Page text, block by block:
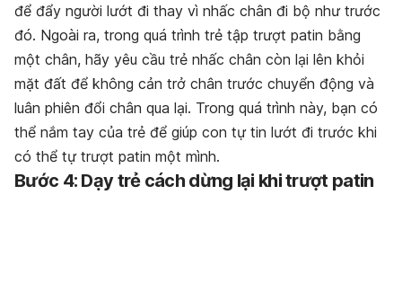
để đẩy người lướt đi thay vì nhấc chân đi bộ như trước
đó. Ngoài ra, trong quá trình trẻ tập trượt patin bằng
một chân, hãy yêu cầu trẻ nhấc chân còn lại lên khỏi
mặt đất để không cản trở chân trước chuyển động và
luân phiên đổi chân qua lại. Trong quá trình này, bạn có
thể nắm tay của trẻ để giúp con tự tin lướt đi trước khi
có thể tự trượt patin một mình.
Bước 4: Dạy trẻ cách dừng lại khi trượt patin